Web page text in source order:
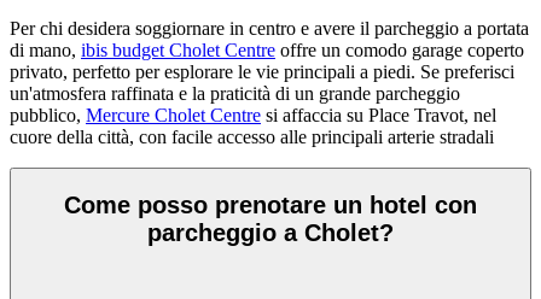
Per chi desidera soggiornare in centro e avere il parcheggio a portata
di mano, ibis budget Cholet Centre offre un comodo garage coperto
privato, perfetto per esplorare le vie principali a piedi. Se preferisci
un'atmosfera raffinata e la praticità di un grande parcheggio
pubblico, Mercure Cholet Centre si affaccia su Place Travot, nel
cuore della città, con facile accesso alle principali arterie stradali
Come posso prenotare un hotel con
parcheggio a Cholet?